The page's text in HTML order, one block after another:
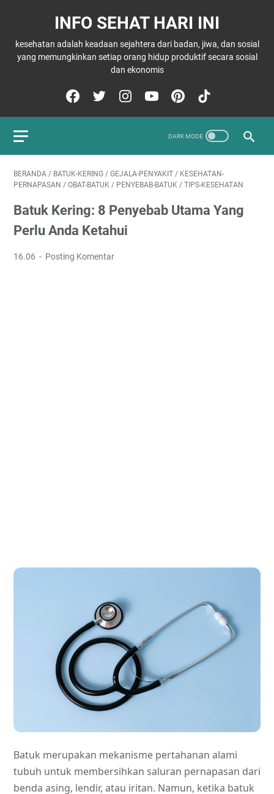
INFO SEHAT HARI INI
kesehatan adalah keadaan sejahtera dari badan, jiwa, dan sosial
yang memungkinkan setiap orang hidup produktif secara sosial
dan ekonomis
BERANDA / BATUK-KERING / GEJALA-PENYAKIT / KESEHATAN-
PERNAPASAN / OBAT-BATUK / PENYEBAB-BATUK / TIPS-KESEHATAN
Batuk Kering: 8 Penyebab Utama Yang
Perlu Anda Ketahui
16.06 Posting Komentar
Batuk merupakan mekanisme pertahanan alami
tubuh untuk membersihkan saluran pernapasan dari
benda asing, lendir, atau iritan. Namun, ketika batuk